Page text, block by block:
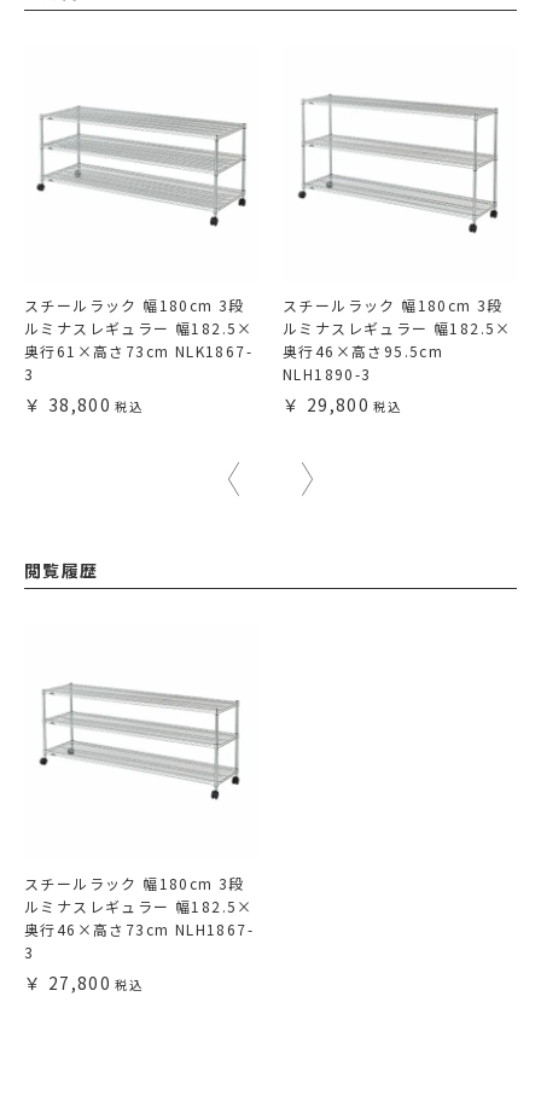
スチールラック 幅180cm 3段
ルミナスレギュラー 幅182.5×
奥行61×高さ73cm NLK1867-
3
38,800
スチールラック 幅180cm 3段
ルミナスレギュラー 幅182.5×
奥行46×高さ95.5cm
NLH1890-3
29,800
閲覧履歴
スチールラック 幅180cm 3段
ルミナスレギュラー 幅182.5×
奥行46×高さ73cm NLH1867-
3
27,800